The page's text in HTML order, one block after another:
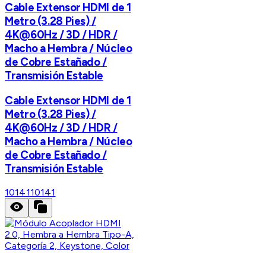
Cable Extensor HDMI de 1
Metro (3.28 Pies) /
4K@60Hz / 3D / HDR /
Macho a Hembra / Núcleo
de Cobre Estañado /
Transmisión Estable
Cable Extensor HDMI de 1
Metro (3.28 Pies) /
4K@60Hz / 3D / HDR /
Macho a Hembra / Núcleo
de Cobre Estañado /
Transmisión Estable
1014110141